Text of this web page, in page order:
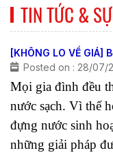
TIN TỨC &
[KHÔNG LO VỀ
Posted on : 28/07/
Mọi gia đình đều
nước sạch. Vì thế
đựng nước sinh
những giải pháp